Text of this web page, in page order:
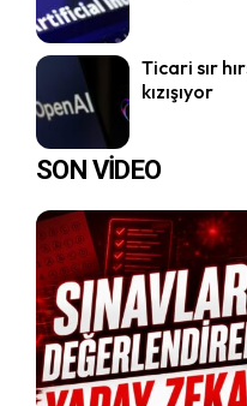
Ticari sır
kızışıyor
SON VİDEO